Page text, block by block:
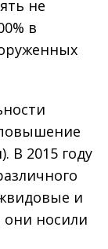
не
в
В 2015 году
и
они носили